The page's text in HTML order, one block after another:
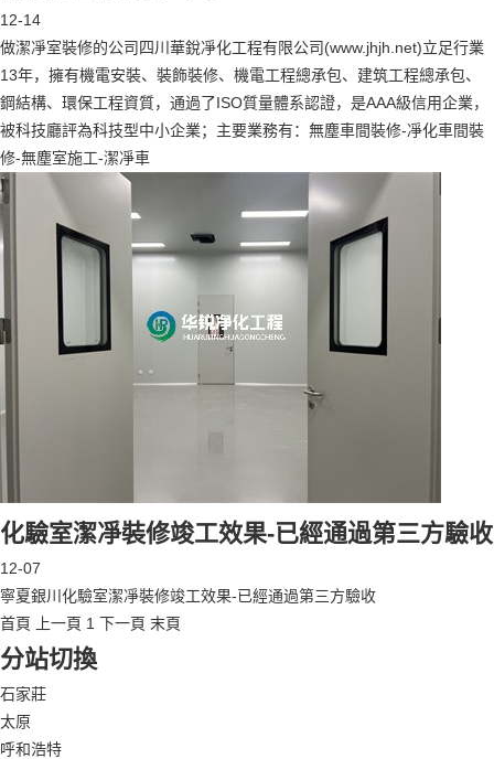
12-14
做潔凈室裝修的公司四川華銳凈化工程有限公司(www.jhjh.net)立足行業
13年，擁有機電安裝、裝飾裝修、機電工程總承包、建筑工程總承包、
鋼結構、環保工程資質，通過了ISO質量體系認證，是AAA級信用企業，
被科技廳評為科技型中小企業；主要業務有：無塵車間裝修-凈化車間裝
修-無塵室施工-潔凈車
化驗室潔凈裝修竣工效果-已經通過第三方驗收
12-07
寧夏銀川化驗室潔凈裝修竣工效果-已經通過第三方驗收
首頁
上一頁 1 下一頁 末頁
分站切換
石家莊
太原
呼和浩特